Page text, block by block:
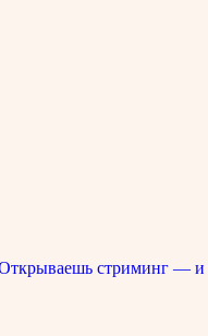
стриминг —